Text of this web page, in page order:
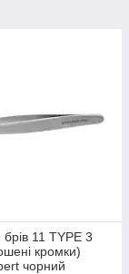
брів 11 TYPE 3
кромки)
чорний